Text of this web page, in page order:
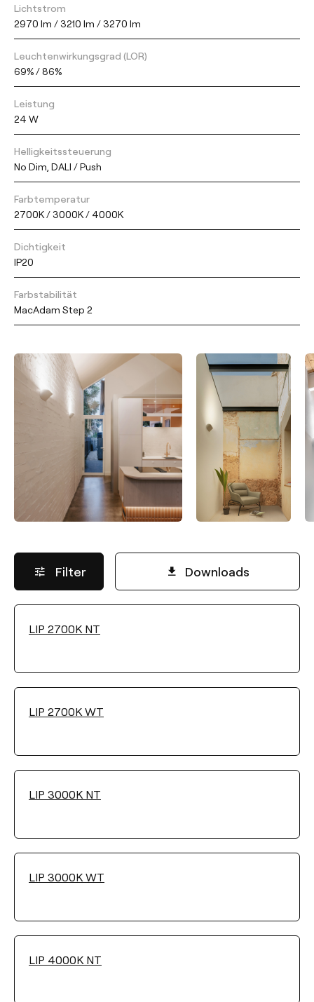
Lichtstrom
2970 lm / 3210 lm / 3270 lm
Leuchtenwirkungsgrad (LOR)
69% / 86%
Leistung
24 W
Helligkeitssteuerung
No Dim, DALI / Push
Farbtemperatur
2700K / 3000K / 4000K
Dichtigkeit
IP20
Farbstabilität
MacAdam Step 2
Filter Downloads
LICHTSTROM
Wählen
Wählen
No Dim
DALI / Push
LIP 2700K NT
LIP 2700K WT
LIP 3000K NT
LIP 3000K WT
LIP 4000K NT